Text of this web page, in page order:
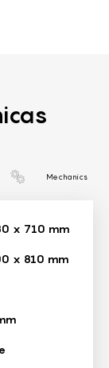
Mechanics
x 710 mm
x 810 mm